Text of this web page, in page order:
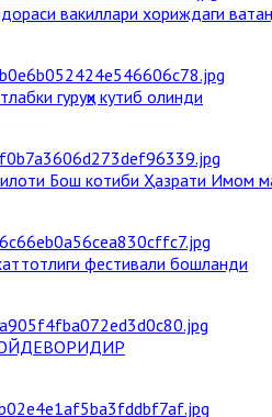
вакиллари хориждаги
гуруҳи кутиб олинди
Бош котиби Ҳазрати Имом
фестивали бошланди